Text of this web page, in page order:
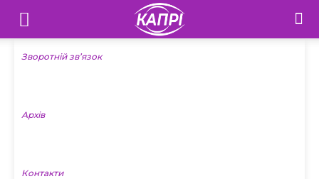
Телебачення
«Капрі»
Новини
Зворотній зв’язок
Архів
Контакти